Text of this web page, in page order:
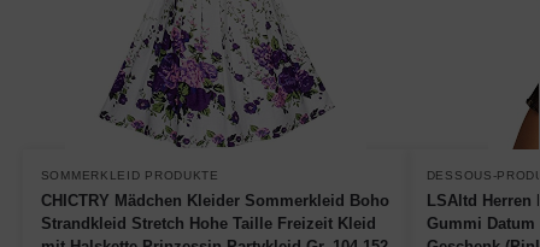
SOMMERKLEID PRODUKTE
CHICTRY Mädchen Kleider Sommerkleid Boho
Strandkleid Stretch Hohe Taille Freizeit Kleid
DESSOUS-
LSAltd Herren
Gummi